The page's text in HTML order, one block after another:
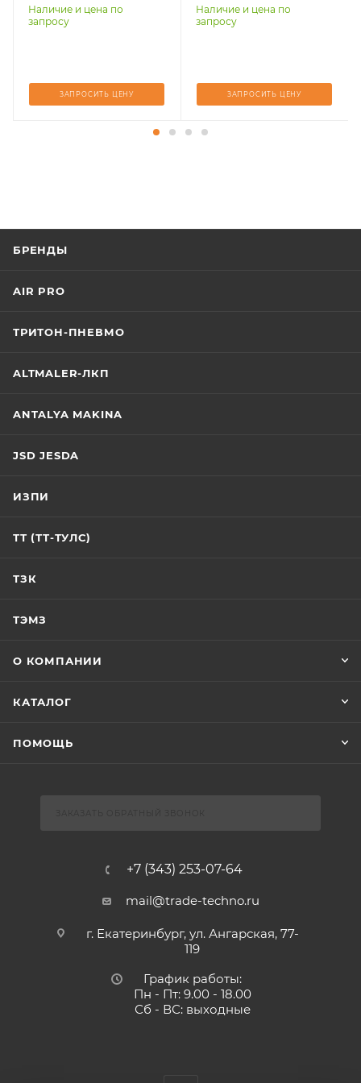
Наличие и цена по
запросу
ЗАПРОСИТЬ ЦЕНУ
Наличие и цена по
запросу
ЗАПРОСИТЬ ЦЕНУ
БРЕНДЫ
AIR PRO
ТРИТОН-ПНЕВМО
ALTMALER-ЛКП
ANTALYA MAKINA
JSD JESDA
ИЗПИ
ТТ (ТТ-ТУЛС)
ТЗК
ТЭМЗ
О КОМПАНИИ
КАТАЛОГ
ПОМОЩЬ
+7 (343) 253-07-64
mail@trade-techno.ru
г. Екатеринбург, ул. Ангарская, 77-
119
График работы:
Пн - Пт: 9.00 - 18.00
Сб - ВС: выходные